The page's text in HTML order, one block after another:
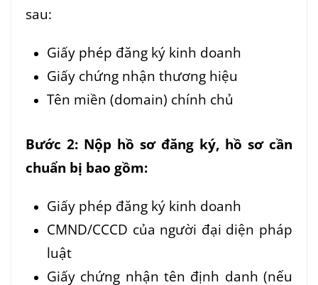
sau:
Giấy phép đăng ký kinh doanh
Giấy chứng nhận thương hiệu
Tên miền (domain) chính chủ
Bước 2: Nộp hồ sơ đăng ký, hồ sơ cần
chuẩn bị bao gồm:
Giấy phép đăng ký kinh doanh
CMND/CCCD của người đại diện pháp
luật
Giấy chứng nhận tên định danh (nếu